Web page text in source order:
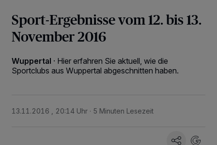
Sport-Ergebnisse vom 12. bis 13.
November 2016
Wuppertal · Hier erfahren Sie aktuell, wie die
Sportclubs aus Wuppertal abgeschnitten haben.
13.11.2016 , 20:14 Uhr 5 Minuten Lesezeit